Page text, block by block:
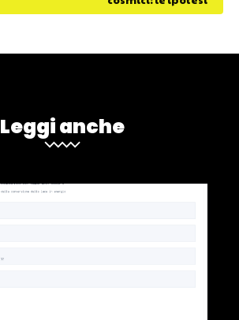
Leggi anche